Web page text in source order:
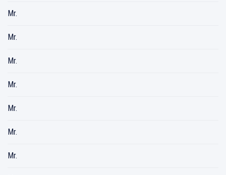
Mr.
Mr.
Mr.
Mr.
Mr.
Mr.
Mr.